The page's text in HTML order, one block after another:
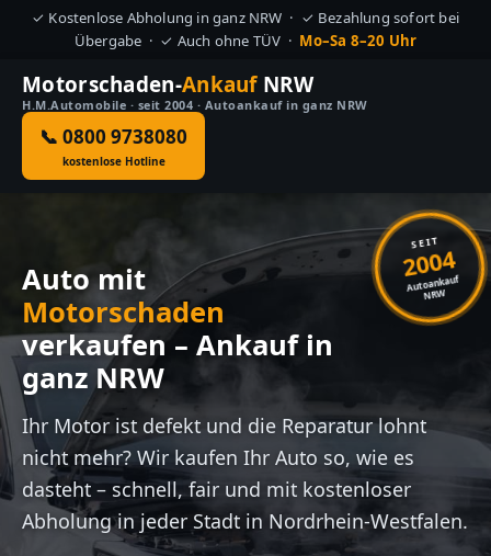
✓ Kostenlose Abholung in ganz NRW · ✓ Bezahlung sofort bei
Übergabe · ✓ Auch ohne TÜV · Mo–Sa 8–20 Uhr
Motorschaden-AnkaufNRW
H.M.Automobile · seit 2004 · Autoankauf in ganz NRW
📞 0800 9738080
kostenlose Hotline
SEIT
2004
Autoankauf
NRW
Auto mit
Motorschaden
verkaufen – Ankauf in
ganz NRW
Ihr Motor ist defekt und die Reparatur lohnt
nicht mehr? Wir kaufen Ihr Auto so, wie es
dasteht – schnell, fair und mit kostenloser
Abholung in jeder Stadt in Nordrhein-Westfalen.